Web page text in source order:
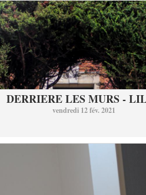
DERRIERE LES MURS -
vendredi 12 fév. 2021